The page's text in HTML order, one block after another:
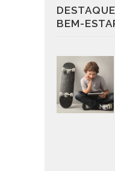
BEM-